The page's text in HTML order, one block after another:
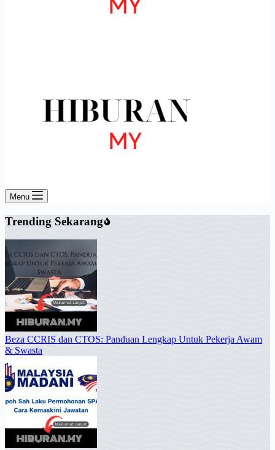
Menu
Trending Sekarang
Beza CCRIS dan CTOS: Panduan Lengkap Untuk Pekerja Awam
& Swasta